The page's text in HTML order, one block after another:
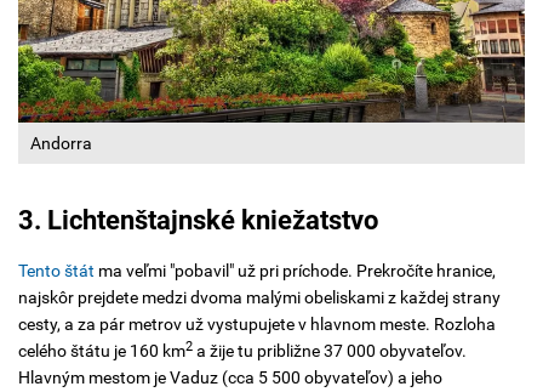
Andorra
3. Lichtenštajnské kniežatstvo
Tento štát ma veľmi "pobavil" už pri príchode. Prekročíte hranice,
najskôr prejdete medzi dvoma malými obeliskami z každej strany
cesty, a za pár metrov už vystupujete v hlavnom meste. Rozloha
celého štátu je 160 km2 a žije tu približne 37 000 obyvateľov.
Hlavným mestom je Vaduz (cca 5 500 obyvateľov) a jeho